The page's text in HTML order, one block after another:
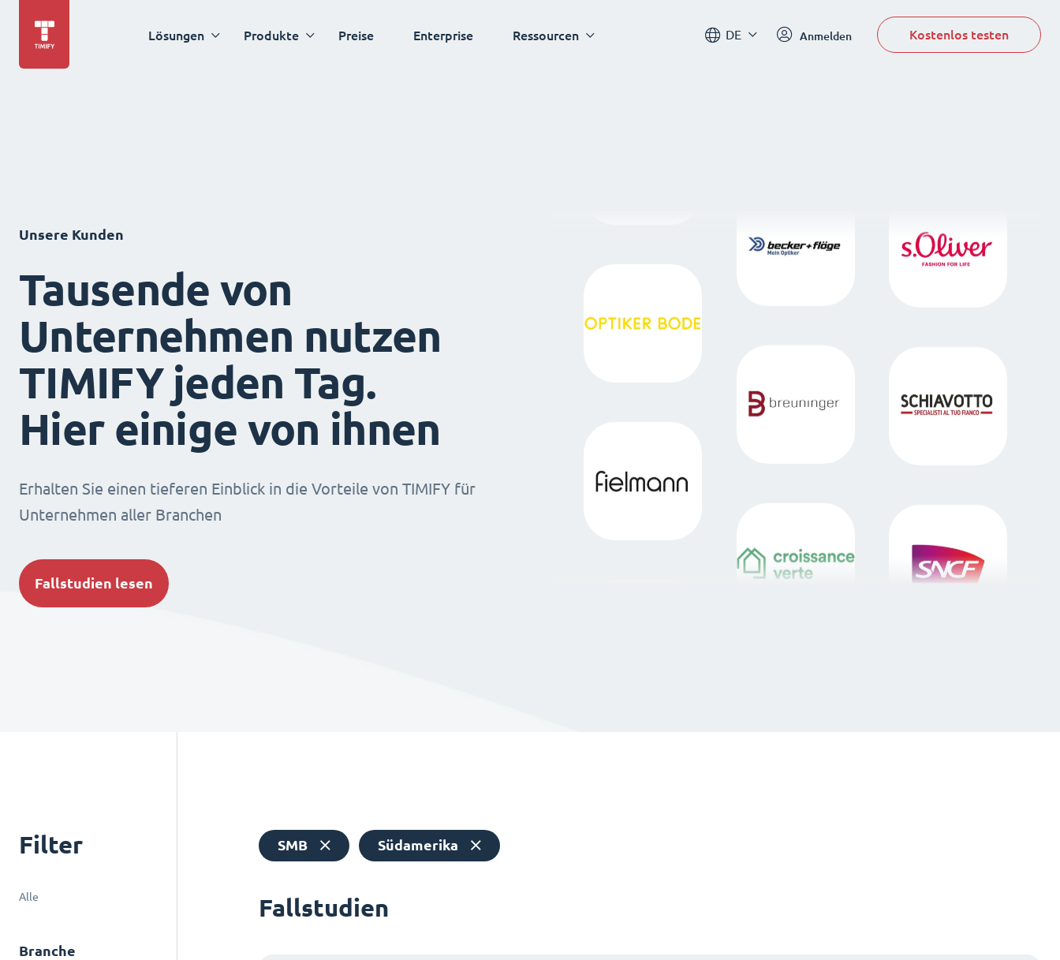
Lösungen Produkte Preise Enterprise Ressourcen DE Anmelden Kostenlos testen
Unsere Kunden
Tausende von
Unternehmen nutzen
TIMIFY jeden Tag.
Hier einige von ihnen
Erhalten Sie einen tieferen Einblick in die Vorteile von TIMIFY für
Unternehmen aller Branchen
Fallstudien lesen
Filter
Alle
Branche
SMB Südamerika
Fallstudien